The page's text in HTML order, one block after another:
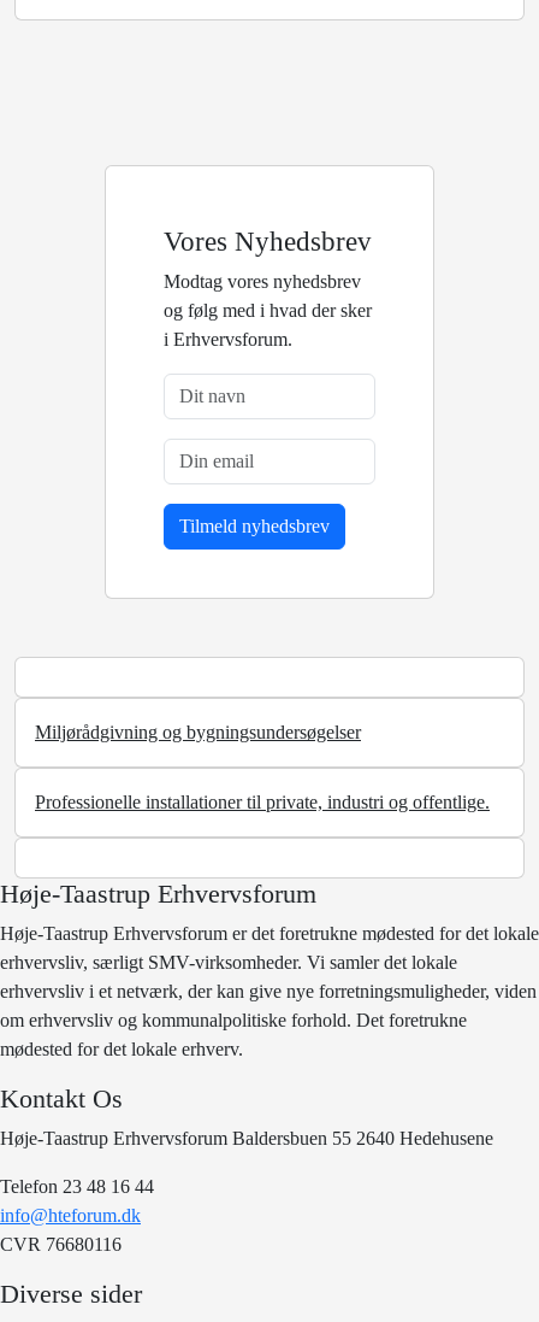
Vores Nyhedsbrev
Modtag vores nyhedsbrev
og følg med i hvad der sker
i Erhvervsforum.
Miljørådgivning og bygningsundersøgelser
Professionelle installationer til private, industri og offentlige.
Høje-Taastrup Erhvervsforum
Høje-Taastrup Erhvervsforum er det foretrukne mødested for det lokale
erhvervsliv, særligt SMV-virksomheder. Vi samler det lokale
erhvervsliv i et netværk, der kan give nye forretningsmuligheder, viden
om erhvervsliv og kommunalpolitiske forhold. Det foretrukne
mødested for det lokale erhverv.
Kontakt Os
Høje-Taastrup Erhvervsforum Baldersbuen 55 2640 Hedehusene
Telefon 23 48 16 44
info@hteforum.dk
CVR 76680116
Diverse sider